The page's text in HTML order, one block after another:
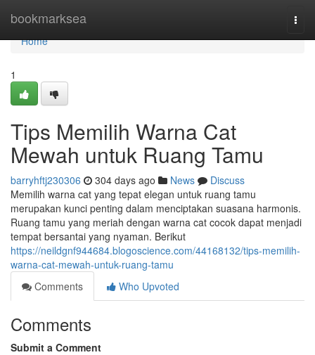
bookmarksea
Home
Home
1
Tips Memilih Warna Cat
Mewah untuk Ruang Tamu
barryhftj230306 304 days ago News
Discuss
Memilih warna cat yang tepat elegan untuk ruang tamu
merupakan kunci penting dalam menciptakan suasana harmonis.
Ruang tamu yang meriah dengan warna cat cocok dapat menjadi
tempat bersantai yang nyaman. Berikut
https://neildgnf944684.blogoscience.com/44168132/tips-memilih-
warna-cat-mewah-untuk-ruang-tamu
Comments
Who Upvoted
Comments
Submit a Comment